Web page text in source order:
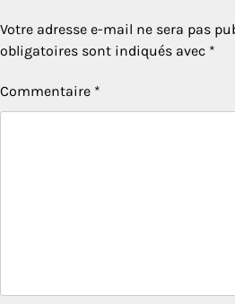
Votre adresse e-mail ne sera pas
obligatoires sont indiqués avec *
Commentaire *